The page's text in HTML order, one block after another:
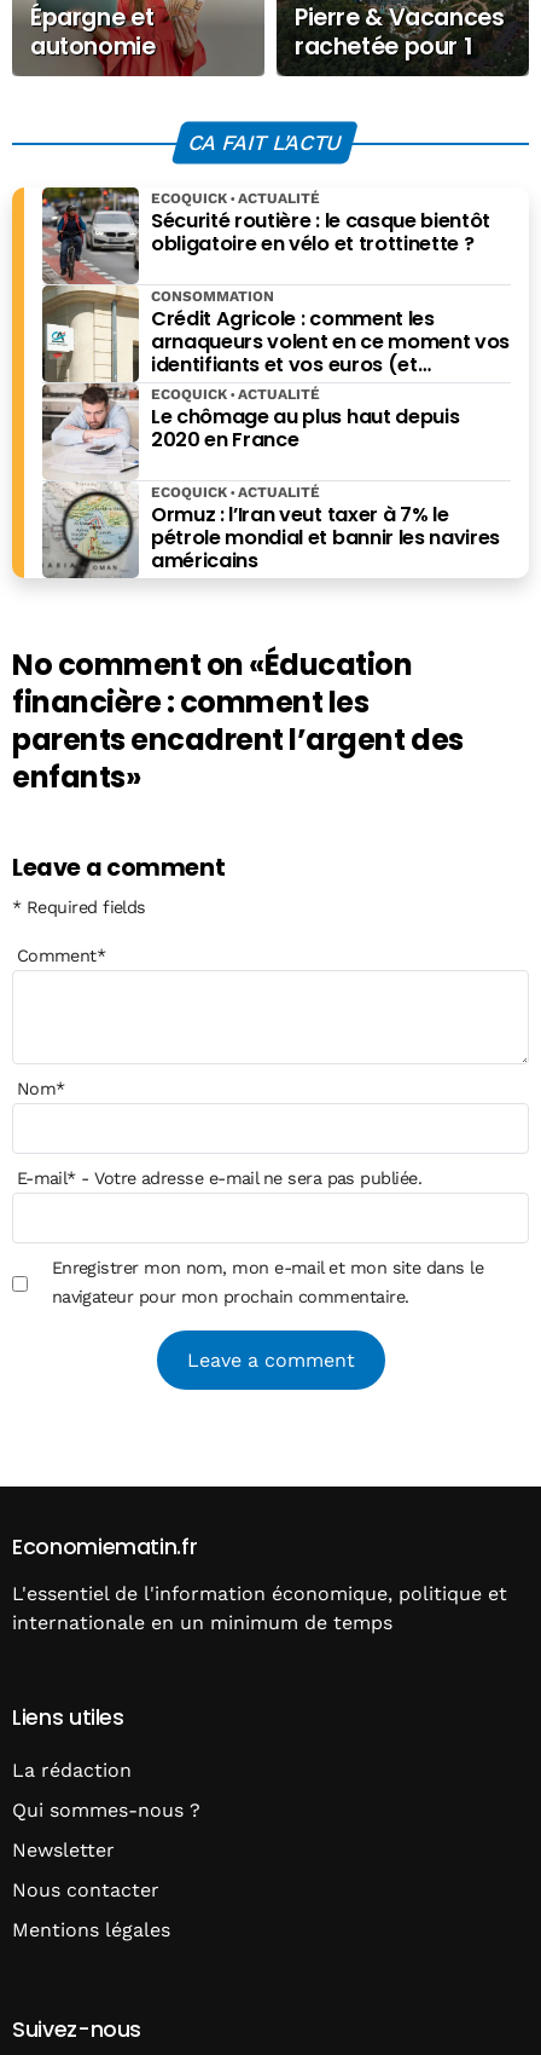
Épargne et
autonomie
financière : un
l’égalité femmes-
Pierre & Vacances
rachetée pour 1
milliard : la
sur le tourisme
français
CA FAIT L'ACTU
Sécurité routière : le casque bientôt
obligatoire en vélo et trottinette ?
ECOQUICK ACTUALITÉ
Crédit Agricole : comment les
arnaqueurs volent en ce moment vos
identifiants et vos euros (et
comment vous protéger)
CONSOMMATION
Le chômage au plus haut depuis
2020 en France
ECOQUICK ACTUALITÉ
Ormuz : l’Iran veut taxer à 7% le
pétrole mondial et bannir les navires
américains
ECOQUICK ACTUALITÉ
No comment on«Éducation
financière : comment les
parents encadrent l’argent des
enfants»
Leave a comment
* Required fields
Comment*
Nom*
E-mail*- Votre adresse e-mail ne sera pas publiée.
Enregistrer mon nom, mon e-mail et mon site dans le
navigateur pour mon prochain commentaire.
Economiematin.fr
L'essentiel de l'information économique, politique et
internationale en un minimum de temps
Liens utiles
La rédaction
Qui sommes-nous ?
Newsletter
Nous contacter
Mentions légales
Suivez-nous